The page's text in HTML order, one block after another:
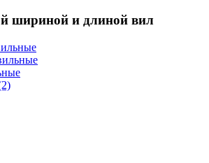
шириной и длиной вил